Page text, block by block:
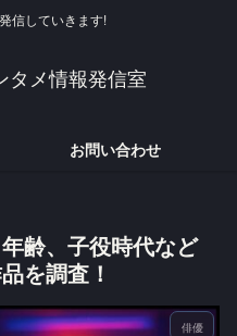
信していきます!
タメ情報発信室
お問い合わせ
齢、子役時代など
を調査！
俳優